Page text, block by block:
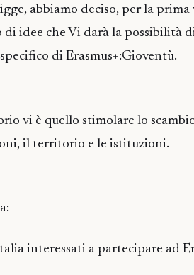
abbiamo deciso, per la
idee che Vi darà la possibilità
di Erasmus+:Gioventù.
vi è quello stimolare lo
il territorio e le istituzioni.
interessati a partecipare ad